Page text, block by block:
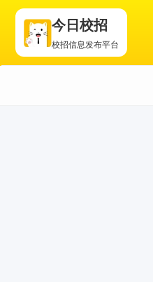
今日校招
校招信息发布平台